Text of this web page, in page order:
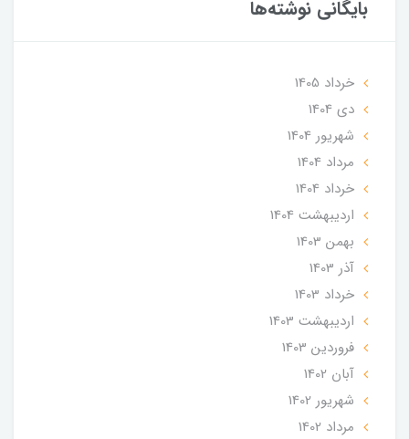
بایگانی نوشته‌ها
خرداد 1405
دی 1404
شهریور 1404
مرداد 1404
خرداد 1404
ارديبهشت 1404
بهمن 1403
آذر 1403
خرداد 1403
ارديبهشت 1403
فروردین 1403
آبان 1402
شهریور 1402
مرداد 1402